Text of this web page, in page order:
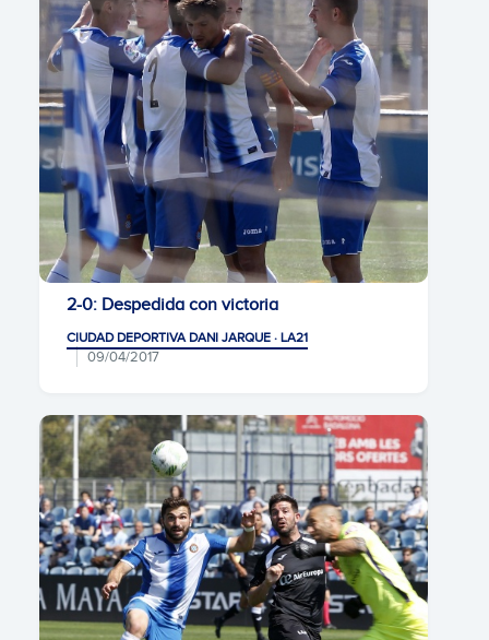
2-0: Despedida con victoria
CIUDAD DEPORTIVA DANI JARQUE · LA21
09/04/2017